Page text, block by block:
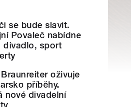
se bude slavit.
Povaleč nabídne
divadlo, sport
oživuje
příběhy.
nové divadelní